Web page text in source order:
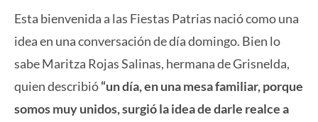
Esta bienvenida a las Fiestas Patrias nació como una
idea en una conversación de día domingo. Bien lo
sabe Maritza Rojas Salinas, hermana de Grisnelda,
quien describió“un día, en una mesa familiar, porque
somos muy unidos, surgió la idea de darle realce a